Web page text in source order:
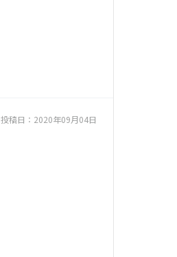
投稿日： 2020年09月04日